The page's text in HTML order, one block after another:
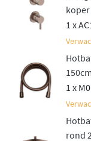
voor de luxueuze
complete
aangenamer
Naast deze
leverbaar in een
1 x
1 x
rond